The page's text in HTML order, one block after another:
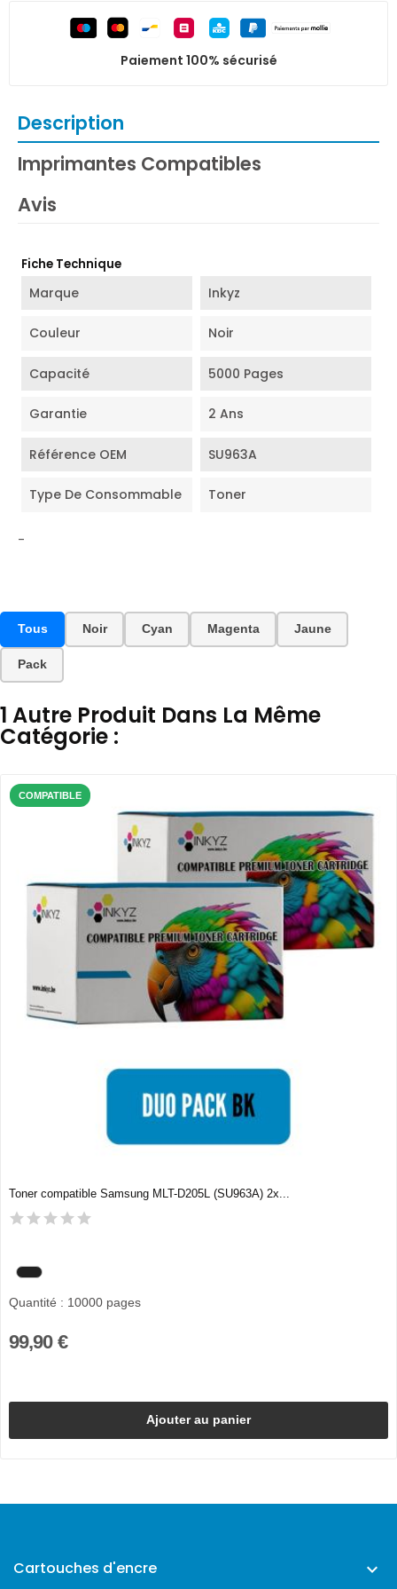
Paiement 100% sécurisé
Description
Imprimantes Compatibles
Avis
Fiche Technique
Marque Inkyz
Couleur Noir
Capacité 5000 Pages
Garantie 2 Ans
Référence OEM SU963A
Type De Consommable Toner
-
Tous Noir Cyan Magenta Jaune
Pack
1 Autre Produit Dans La Même
Catégorie :
COMPATIBLE
Toner compatible Samsung MLT-D205L (SU963A) 2x...
Quantité : 10000 pages
99,90 €
Ajouter au panier
Cartouches d'encre 